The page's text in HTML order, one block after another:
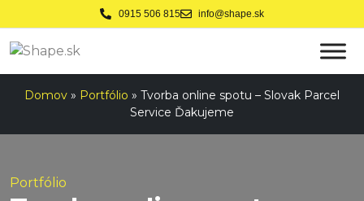
0915 506 815 info@shape.sk
Domov » Portfólio » Tvorba online spotu – Slovak Parcel
Service Ďakujeme
Portfólio